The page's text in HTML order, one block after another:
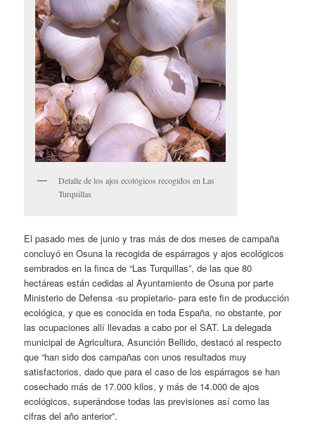
Detalle de los ajos ecológicos recogidos en Las
Turquillas
El pasado mes de junio y tras más de dos meses de campaña
concluyó en Osuna la recogida de espárragos y ajos ecológicos
sembrados en la finca de “Las Turquillas”, de las que 80
hectáreas están cedidas al Ayuntamiento de Osuna por parte
Ministerio de Defensa -su propietario- para este fin de producción
ecológica, y que es conocida en toda España, no obstante, por
las ocupaciones allí llevadas a cabo por el SAT. La delegada
municipal de Agricultura, Asunción Bellido, destacó al respecto
que “han sido dos campañas con unos resultados muy
satisfactorios, dado que para el caso de los espárragos se han
cosechado más de 17.000 kilos, y más de 14.000 de ajos
ecológicos, superándose todas las previsiones así como las
cifras del año anterior”.